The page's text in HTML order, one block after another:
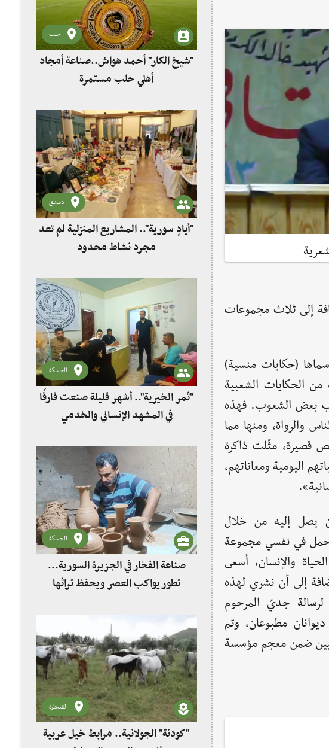
إلى ثلاث مجموعات
(حكايات منسية)
الحكايات الشعبية
بعض الشعوب. فهذه
والرواة، ومنها مما
قصيرة، مثّلت ذاكرة
اليومية ومعاناتهم،
يصل إليه من خلال
في نفسي مجموعة
والإنسان، أسعى
إلى أن نشري لهذه
جديّ المرحوم
مطبوعان، وتم
ضمن معجم مؤسسة
حلب
"شيخ الكار" أحمد هواش..صناعة أمجاد
أهلي حلب مستمرة
دمشق
"أيادٍ سورية".. المشاريع المنزلية لم تعد
مجرد نشاط محدود
الحسكة
"ثمر الخيرية".. أشهر قليلة صنعت فارقًا
في المشهد الإنساني والخدمي
الحسكة
صناعة الفخار في الجزيرة السورية...
تطور يواكب العصر ويحفظ تراثها
القنيطرة
"كودنة" الجولانية.. مرابط خيل عربية